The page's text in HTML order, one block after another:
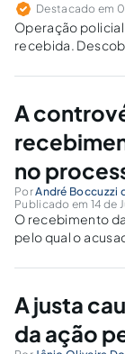
Destacado em
Operação
recebida.
continua a
A
no
PorAndré Boccuzzi
Publicado em 14 de
O recebimento
pelo qual o
pesava a
A justa
da ação